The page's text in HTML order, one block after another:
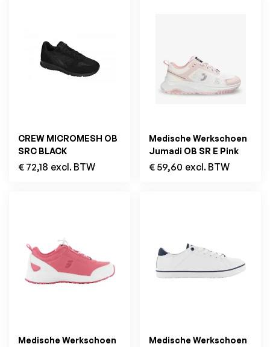
CREW MICROMESH OB
SRC BLACK
€ 72,18 excl. BTW
Medische Werkschoen
Jumadi OB SR E Pink
€ 59,60 excl. BTW
Medische Werkschoen
Medische Werkschoen